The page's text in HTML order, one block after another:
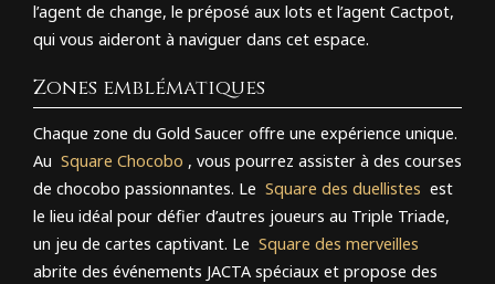
l’agent de change, le préposé aux lots et l’agent Cactpot,
qui vous aideront à naviguer dans cet espace.
Zones emblématiques
Chaque zone du Gold Saucer offre une expérience unique.
Au Square Chocobo , vous pourrez assister à des courses
de chocobo passionnantes. Le Square des duellistes est
le lieu idéal pour défier d’autres joueurs au Triple Triade,
un jeu de cartes captivant. Le Square des merveilles
abrite des événements JACTA spéciaux et propose des